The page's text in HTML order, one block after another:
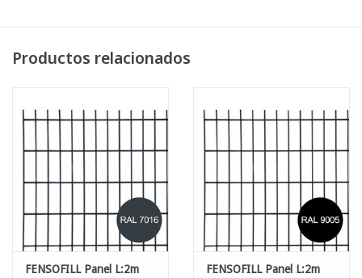
Productos relacionados
FENSOFILL Panel L:2m
FENSOFILL Panel L:2m